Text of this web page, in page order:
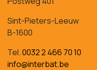
Sint-Pieters-Leeuw
B-1600
Tel.0032 2 466 70 10
info@interbat.be